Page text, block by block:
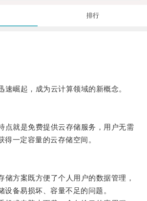
排行
崛起，成为云计算领域的新概念。
就是免费提供云存储服务，用户无需
得一定容量的云存储空间。
方案既方便了个人用户的数据管理，
设备易损坏、容量不足的问题。